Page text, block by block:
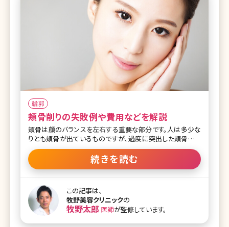
輪郭
頬骨削りの失敗例や費用などを解説
頬骨は顔のバランスを左右する重要な部分です。人は多少な
りとも頬骨が出ているものですが、過度に突出した頬骨はバ
ランスを悪くするだけでなく、顔を大きく見せてしまう原因に
もなります。しかし骨の手術は大がかりでリスクが伴うことも
あり、なかなか手術に踏み切れないという方も多いのではな
クなどについて説明していきます。 目次 1.頬骨削りの特徴と
手術法 1-1.頬骨削りの特徴とは 1-2.頬骨削りの手術法につ
いて 1-3.骨切り手術(アーチインフラクチャー法) 2.頬骨削り
の術後経過やダウンタイムは? 2-1.術後経過について 2-2.術
後のダウンタイムは? 3.頬骨削りをするとたるむの? 4.頬骨削
続きを読む
この記事は、
牧野美容クリニックの
牧野太郎 医師が監修しています。